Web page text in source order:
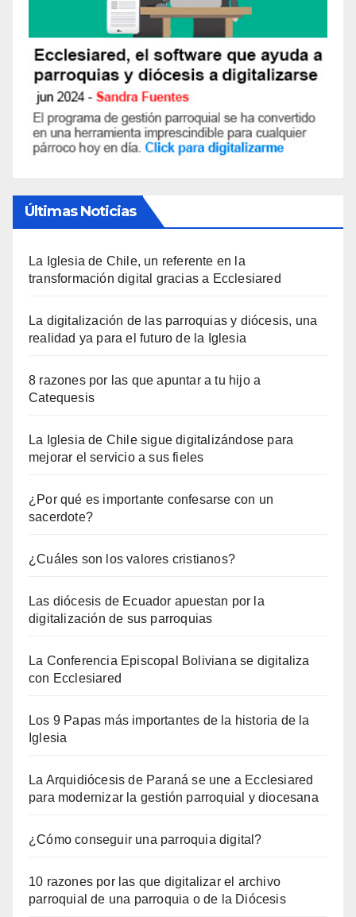
Últimas Noticias
La Iglesia de Chile, un referente en la
transformación digital gracias a Ecclesiared
La digitalización de las parroquias y diócesis, una
realidad ya para el futuro de la Iglesia
8 razones por las que apuntar a tu hijo a
Catequesis
La Iglesia de Chile sigue digitalizándose para
mejorar el servicio a sus fieles
¿Por qué es importante confesarse con un
sacerdote?
¿Cuáles son los valores cristianos?
Las diócesis de Ecuador apuestan por la
digitalización de sus parroquias
La Conferencia Episcopal Boliviana se digitaliza
con Ecclesiared
Los 9 Papas más importantes de la historia de la
Iglesia
La Arquidiócesis de Paraná se une a Ecclesiared
para modernizar la gestión parroquial y diocesana
¿Cómo conseguir una parroquia digital?
10 razones por las que digitalizar el archivo
parroquial de una parroquia o de la Diócesis